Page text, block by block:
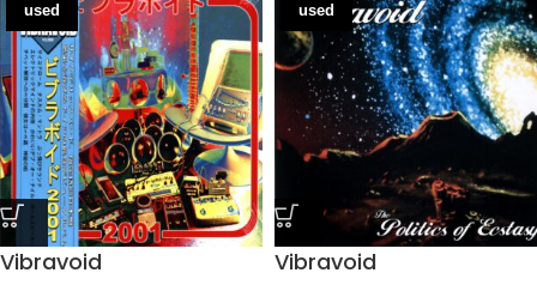
used
Vibravoid
used
Vibravoid